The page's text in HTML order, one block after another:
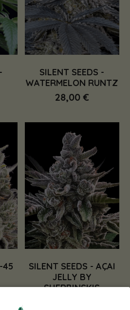
SILENT SEEDS -
WATERMELON RUNTZ
28,00 €
45
SILENT SEEDS - AÇAI
JELLY BY
SHERBINSKIS